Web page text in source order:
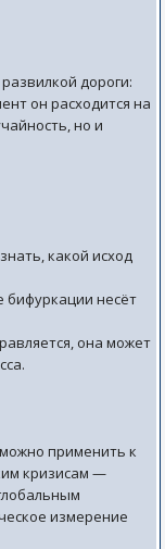
дороги:
он расходится на
но и
какой исход
бифуркации несёт
она может
применить к
кризисам —
измерение